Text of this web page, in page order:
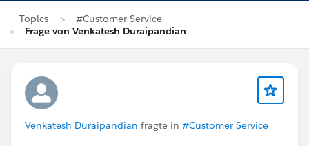
Topics
#Customer Service
Frage von Venkatesh Duraipandian
Venkatesh Duraipandian fragte in #Customer Service